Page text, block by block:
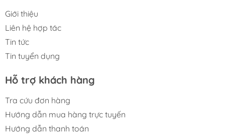
Giới thiệu
Liên hệ hợp tác
Tin tức
Tin tuyển dụng
Hỗ trợ khách hàng
Tra cứu đơn hàng
Hướng dẫn mua hàng trực tuyến
Hướng dẫn thanh toán